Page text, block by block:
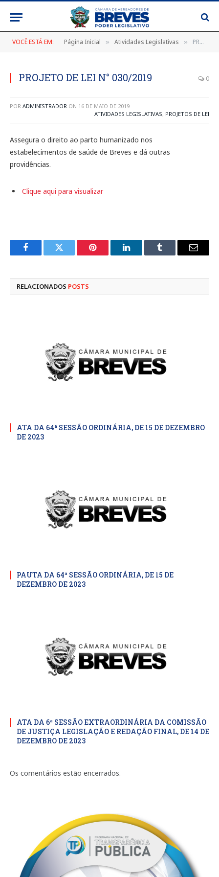
VOCÊ ESTÁ EM: Página Inicial » Atividades Legislativas » PROJETO DE LEI N° 030/2019
PROJETO DE LEI N° 030/2019 0
POR ADMINISTRADOR ON 16 DE MAIO DE 2019
ATIVIDADES LEGISLATIVAS, PROJETOS DE LEI
Assegura o direito ao parto humanizado nos
estabelecimentos de saúde de Breves e dá outras
providências.
Clique aqui para visualizar
FacebookTwitter Pinterest LinkedInTumblr
E-
RELACIONADOS POSTS
ATA DA 64ª SESSÃO ORDINÁRIA, DE 15 DE DEZEMBRO
DE 2023
PAUTA DA 64ª SESSÃO ORDINÁRIA, DE 15 DE
DEZEMBRO DE 2023
ATA DA 6ª SESSÃO EXTRAORDINÁRIA DA COMISSÃO
DE JUSTIÇA LEGISLAÇÃO E REDAÇÃO FINAL, DE 14 DE
DEZEMBRO DE 2023
Os comentários estão encerrados.